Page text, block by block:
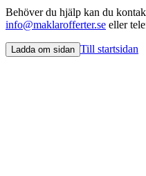
Behöver du hjälp kan du
info@maklarofferter.se eller
Ladda om sidan Till startsidan